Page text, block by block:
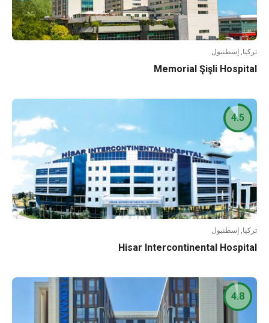
تركيا, إسطنبول
Memorial Şişli Hospital
تركيا, إسطنبول
Hisar Intercontinental Hospital
4.5
4.8